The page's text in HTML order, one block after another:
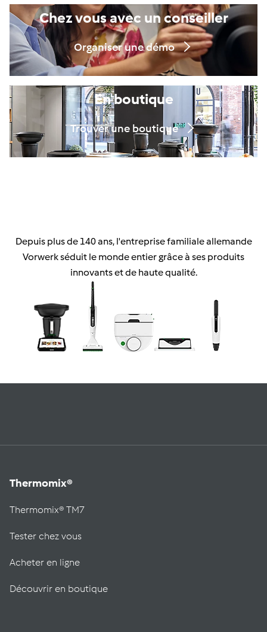
Chez vous avec un conseiller
Organiser une démo
En boutique
Trouver une boutique
Depuis plus de 140 ans, l'entreprise familiale allemande
Vorwerk séduit le monde entier grâce à ses produits
innovants et de haute qualité.
Thermomix®
Thermomix® TM7
Tester chez vous
Acheter en ligne
Découvrir en boutique